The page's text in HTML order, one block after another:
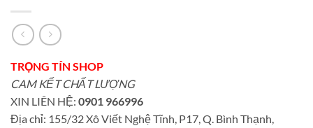
TRỌNG TÍN SHOP
CAM KẾT CHẤT LƯỢNG
XIN LIÊN HỆ: 0901 966996
Địa chỉ: 155/32 Xô Viết Nghệ Tĩnh, P17, Q. Bình Thạnh,